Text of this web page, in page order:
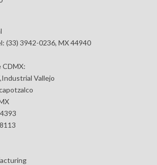
(33) 3942-0236, MX 44940
Vallejo